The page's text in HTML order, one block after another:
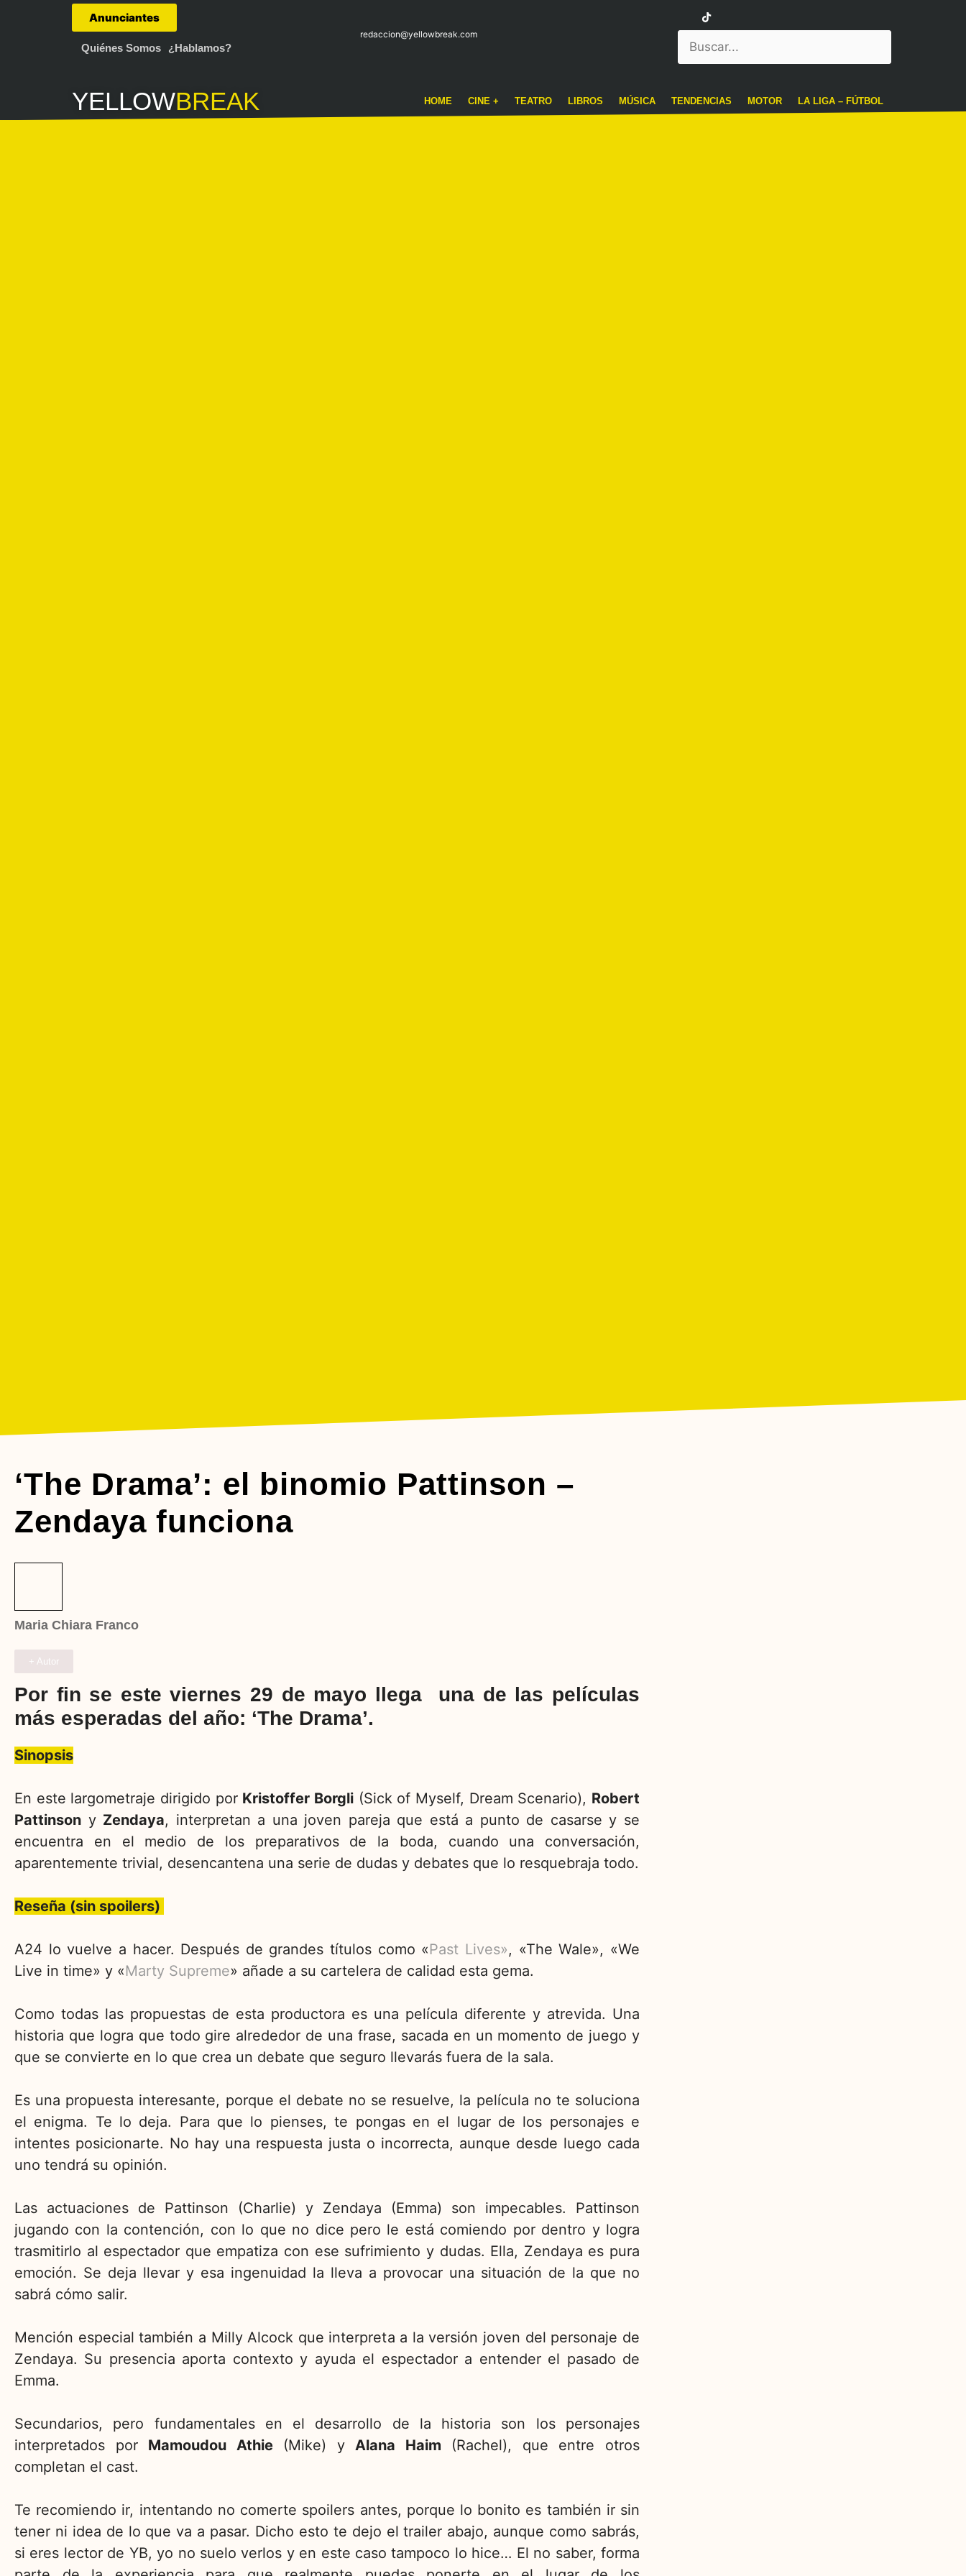
Anunciantes
Quiénes Somos ¿Hablamos?
redaccion@yellowbreak.com
YELLOWBREAK HOME CINE + TEATRO LIBROS MÚSICA TENDENCIAS MOTOR LA LIGA – FÚTBOL
‘The Drama’: el binomio Pattinson –
Zendaya funciona
Maria Chiara Franco
+ Autor
Por fin se este viernes 29 de mayo llega una de las películas
más esperadas del año: ‘The Drama’.
Sinopsis
En este largometraje dirigido por Kristoffer Borgli (Sick of Myself, Dream Scenario), Robert
Pattinson y Zendaya, interpretan a una joven pareja que está a punto de casarse y se
encuentra en el medio de los preparativos de la boda, cuando una conversación,
aparentemente trivial, desencantena una serie de dudas y debates que lo resquebraja todo.
Reseña (sin spoilers)
A24 lo vuelve a hacer. Después de grandes títulos como «Past Lives», «The Wale», «We
Live in time» y «Marty Supreme» añade a su cartelera de calidad esta gema.
Como todas las propuestas de esta productora es una película diferente y atrevida. Una
historia que logra que todo gire alrededor de una frase, sacada en un momento de juego y
que se convierte en lo que crea un debate que seguro llevarás fuera de la sala.
Es una propuesta interesante, porque el debate no se resuelve, la película no te soluciona
el enigma. Te lo deja. Para que lo pienses, te pongas en el lugar de los personajes e
intentes posicionarte. No hay una respuesta justa o incorrecta, aunque desde luego cada
uno tendrá su opinión.
Las actuaciones de Pattinson (Charlie) y Zendaya (Emma) son impecables. Pattinson
jugando con la contención, con lo que no dice pero le está comiendo por dentro y logra
trasmitirlo al espectador que empatiza con ese sufrimiento y dudas. Ella, Zendaya es pura
emoción. Se deja llevar y esa ingenuidad la lleva a provocar una situación de la que no
sabrá cómo salir.
Mención especial también a Milly Alcock que interpreta a la versión joven del personaje de
Zendaya. Su presencia aporta contexto y ayuda el espectador a entender el pasado de
Emma.
Secundarios, pero fundamentales en el desarrollo de la historia son los personajes
interpretados por Mamoudou Athie(Mike) yAlana Haim (Rachel), que entre otros
completan el cast.
Te recomiendo ir, intentando no comerte spoilers antes, porque lo bonito es también ir sin
tener ni idea de lo que va a pasar. Dicho esto te dejo el trailer abajo, aunque como sabrás,
si eres lector de YB, yo no suelo verlos y en este caso tampoco lo hice… El no saber, forma